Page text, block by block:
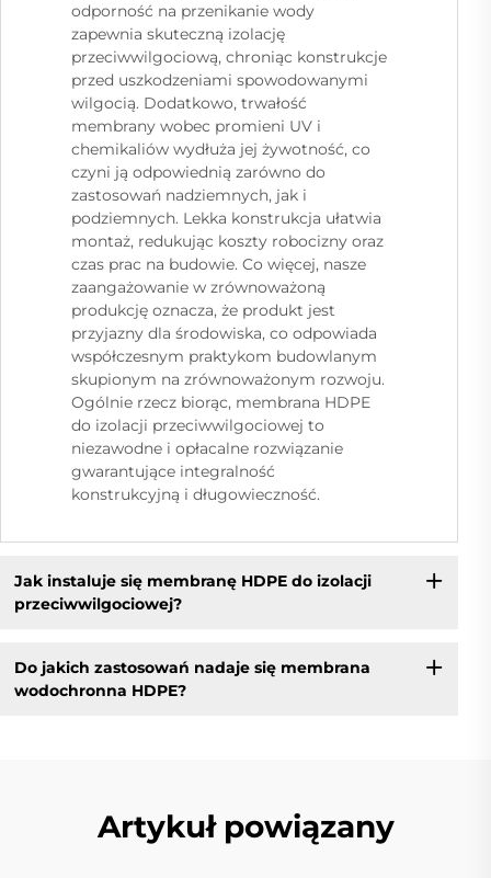
odporność na przenikanie wody
zapewnia skuteczną izolację
przeciwwilgociową, chroniąc konstrukcje
przed uszkodzeniami spowodowanymi
wilgocią. Dodatkowo, trwałość
membrany wobec promieni UV i
chemikaliów wydłuża jej żywotność, co
czyni ją odpowiednią zarówno do
zastosowań nadziemnych, jak i
podziemnych. Lekka konstrukcja ułatwia
montaż, redukując koszty robocizny oraz
czas prac na budowie. Co więcej, nasze
zaangażowanie w zrównoważoną
produkcję oznacza, że produkt jest
przyjazny dla środowiska, co odpowiada
współczesnym praktykom budowlanym
skupionym na zrównoważonym rozwoju.
Ogólnie rzecz biorąc, membrana HDPE
do izolacji przeciwwilgociowej to
niezawodne i opłacalne rozwiązanie
gwarantujące integralność
konstrukcyjną i długowieczność.
Jak instaluje się membranę HDPE do izolacji
przeciwwilgociowej?
Do jakich zastosowań nadaje się membrana
wodochronna HDPE?
Artykuł powiązany